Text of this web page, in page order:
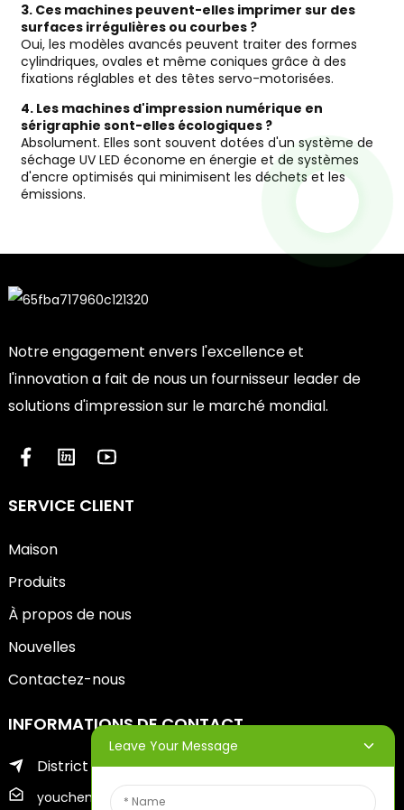
3. Ces machines peuvent-elles imprimer sur des
surfaces irrégulières ou courbes ?
Oui, les modèles avancés peuvent traiter des formes
cylindriques, ovales et même coniques grâce à des
fixations réglables et des têtes servo-motorisées.
4. Les machines d'impression numérique en
sérigraphie sont-elles écologiques ?
Absolument. Elles sont souvent dotées d'un système de
séchage UV LED économe en énergie et de systèmes
d'encre optimisés qui minimisent les déchets et les
émissions.
Notre engagement envers l'excellence et
l'innovation a fait de nous un fournisseur leader de
solutions d'impression sur le marché mondial.
SERVICE CLIENT
Maison
Produits
À propos de nous
Nouvelles
Contactez-nous
INFORMATIONS DE CONTACT
District de Zhifu de la ville de Yantai
youcheng@ytscreenprinter.com
Leave Your Message